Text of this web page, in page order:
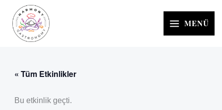
İçeriğe
MENÜ
« Tüm Etkinlikler
Bu etkinlik geçti.